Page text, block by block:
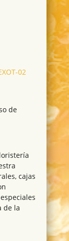
02
de
cajas
de la